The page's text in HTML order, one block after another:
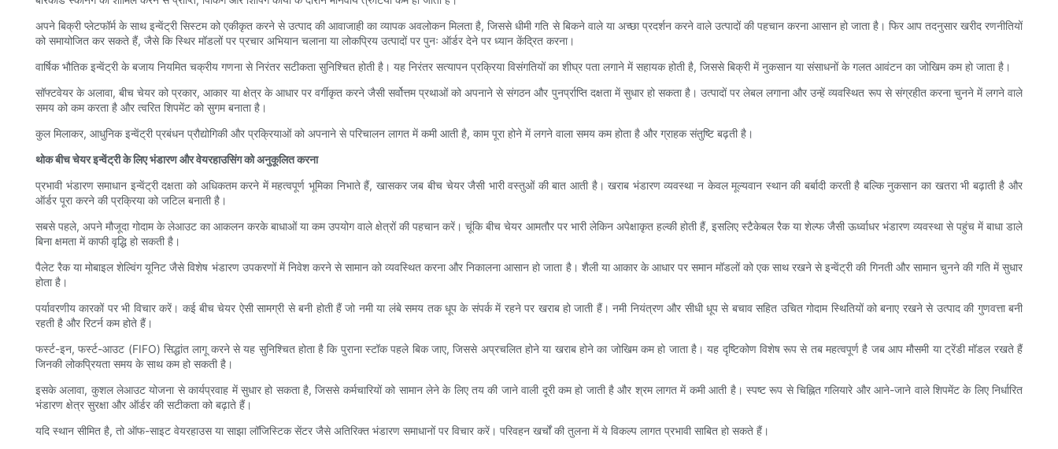
अपने बिक्री प्लेटफॉर्म के साथ इन्वेंट्री सिस्टम को एकीकृत करने से उत्पाद की आवाजाही का व्यापक अवलोकन मिलता है, जिससे धीमी गति से बिकने वाले या अच्छा प्रदर्शन करने वाले उत्पादों की पहचान करना आसान हो जाता है। फिर आप तदनुसार खरीद रणनीतियों
को समायोजित कर सकते हैं, जैसे कि स्थिर मॉडलों पर प्रचार अभियान चलाना या लोकप्रिय उत्पादों पर पुनः ऑर्डर देने पर ध्यान केंद्रित करना।
वार्षिक भौतिक इन्वेंट्री के बजाय नियमित चक्रीय गणना से निरंतर सटीकता सुनिश्चित होती है। यह निरंतर सत्यापन प्रक्रिया विसंगतियों का शीघ्र पता लगाने में सहायक होती है, जिससे बिक्री में नुकसान या संसाधनों के गलत आवंटन का जोखिम कम हो जाता है।
सॉफ्टवेयर के अलावा, बीच चेयर को प्रकार, आकार या क्षेत्र के आधार पर वर्गीकृत करने जैसी सर्वोत्तम प्रथाओं को अपनाने से संगठन और पुनर्प्राप्ति दक्षता में सुधार हो सकता है। उत्पादों पर लेबल लगाना और उन्हें व्यवस्थित रूप से संग्रहीत करना चुनने में लगने वाले
समय को कम करता है और त्वरित शिपमेंट को सुगम बनाता है।
कुल मिलाकर, आधुनिक इन्वेंट्री प्रबंधन प्रौद्योगिकी और प्रक्रियाओं को अपनाने से परिचालन लागत में कमी आती है, काम पूरा होने में लगने वाला समय कम होता है और ग्राहक संतुष्टि बढ़ती है।
थोक बीच चेयर इन्वेंट्री के लिए भंडारण और वेयरहाउसिंग को अनुकूलित करना
प्रभावी भंडारण समाधान इन्वेंट्री दक्षता को अधिकतम करने में महत्वपूर्ण भूमिका निभाते हैं, खासकर जब बीच चेयर जैसी भारी वस्तुओं की बात आती है। खराब भंडारण व्यवस्था न केवल मूल्यवान स्थान की बर्बादी करती है बल्कि नुकसान का खतरा भी बढ़ाती है और
ऑर्डर पूरा करने की प्रक्रिया को जटिल बनाती है।
सबसे पहले, अपने मौजूदा गोदाम के लेआउट का आकलन करके बाधाओं या कम उपयोग वाले क्षेत्रों की पहचान करें। चूंकि बीच चेयर आमतौर पर भारी लेकिन अपेक्षाकृत हल्की होती हैं, इसलिए स्टैकेबल रैक या शेल्फ जैसी ऊर्ध्वाधर भंडारण व्यवस्था से पहुंच में बाधा डाले
बिना क्षमता में काफी वृद्धि हो सकती है।
पैलेट रैक या मोबाइल शेल्विंग यूनिट जैसे विशेष भंडारण उपकरणों में निवेश करने से सामान को व्यवस्थित करना और निकालना आसान हो जाता है। शैली या आकार के आधार पर समान मॉडलों को एक साथ रखने से इन्वेंट्री की गिनती और सामान चुनने की गति में सुधार
होता है।
पर्यावरणीय कारकों पर भी विचार करें। कई बीच चेयर ऐसी सामग्री से बनी होती हैं जो नमी या लंबे समय तक धूप के संपर्क में रहने पर खराब हो जाती हैं। नमी नियंत्रण और सीधी धूप से बचाव सहित उचित गोदाम स्थितियों को बनाए रखने से उत्पाद की गुणवत्ता बनी
रहती है और रिटर्न कम होते हैं।
फर्स्ट-इन, फर्स्ट-आउट (FIFO) सिद्धांत लागू करने से यह सुनिश्चित होता है कि पुराना स्टॉक पहले बिक जाए, जिससे अप्रचलित होने या खराब होने का जोखिम कम हो जाता है। यह दृष्टिकोण विशेष रूप से तब महत्वपूर्ण है जब आप मौसमी या ट्रेंडी मॉडल रखते हैं
जिनकी लोकप्रियता समय के साथ कम हो सकती है।
इसके अलावा, कुशल लेआउट योजना से कार्यप्रवाह में सुधार हो सकता है, जिससे कर्मचारियों को सामान लेने के लिए तय की जाने वाली दूरी कम हो जाती है और श्रम लागत में कमी आती है। स्पष्ट रूप से चिह्नित गलियारे और आने-जाने वाले शिपमेंट के लिए निर्धारित
भंडारण क्षेत्र सुरक्षा और ऑर्डर की सटीकता को बढ़ाते हैं।
यदि स्थान सीमित है, तो ऑफ-साइट वेयरहाउस या साझा लॉजिस्टिक सेंटर जैसे अतिरिक्त भंडारण समाधानों पर विचार करें। परिवहन खर्चों की तुलना में ये विकल्प लागत प्रभावी साबित हो सकते हैं।